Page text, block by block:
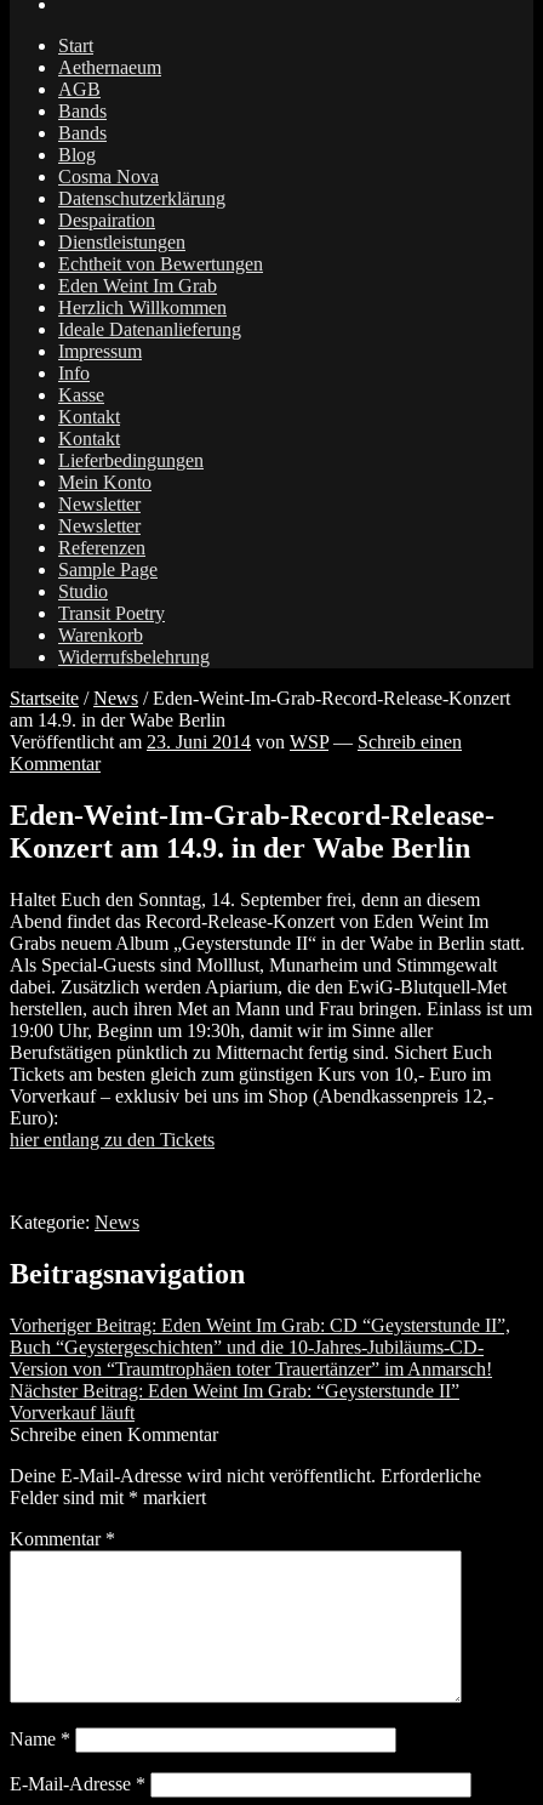
Start
Aethernaeum
AGB
Bands
Bands
Blog
Cosma Nova
Datenschutzerklärung
Despairation
Dienstleistungen
Echtheit von Bewertungen
Eden Weint Im Grab
Herzlich Willkommen
Ideale Datenanlieferung
Impressum
Info
Kasse
Kontakt
Kontakt
Lieferbedingungen
Mein Konto
Newsletter
Newsletter
Referenzen
Sample Page
Studio
Transit Poetry
Warenkorb
Widerrufsbelehrung
Startseite /News /Eden-Weint-Im-Grab-Record-Release-Konzert
am 14.9. in der Wabe Berlin
Veröffentlicht am 23. Juni 2014 von WSP — Schreib einen
Kommentar
Eden-Weint-Im-Grab-Record-Release-
Konzert am 14.9. in der Wabe Berlin
Haltet Euch den Sonntag, 14. September frei, denn an diesem
Abend findet das Record-Release-Konzert von Eden Weint Im
Grabs neuem Album „Geysterstunde II“ in der Wabe in Berlin statt.
Als Special-Guests sind Molllust, Munarheim und Stimmgewalt
dabei. Zusätzlich werden Apiarium, die den EwiG-Blutquell-Met
herstellen, auch ihren Met an Mann und Frau bringen. Einlass ist um
19:00 Uhr, Beginn um 19:30h, damit wir im Sinne aller
Berufstätigen pünktlich zu Mitternacht fertig sind. Sichert Euch
Tickets am besten gleich zum günstigen Kurs von 10,- Euro im
Vorverkauf – exklusiv bei uns im Shop (Abendkassenpreis 12,-
Euro):
hier entlang zu den Tickets
Kategorie: News
Beitragsnavigation
Vorheriger Beitrag: Eden Weint Im Grab: CD “Geysterstunde II”,
Buch “Geystergeschichten” und die 10-Jahres-Jubiläums-CD-
Version von “Traumtrophäen toter Trauertänzer” im Anmarsch!
Nächster Beitrag: Eden Weint Im Grab: “Geysterstunde II”
Vorverkauf läuft
Schreibe einen Kommentar
Deine E-Mail-Adresse wird nicht veröffentlicht. Erforderliche
Felder sind mit * markiert
Kommentar *
Name *
E-Mail-Adresse *